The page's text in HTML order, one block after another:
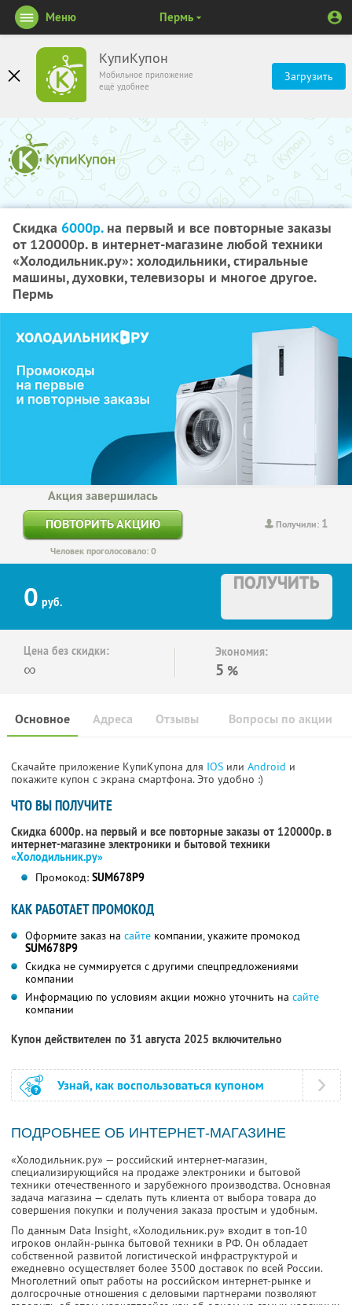
КупиКупон
Мобильное приложение
ещё удобнее
Загрузить
Меню Пермь
Скидка 6000р.на первый и все повторные заказы
от 120000р. в интернет-магазине любой техники
«Холодильник.ру»: холодильники, стиральные
машины, духовки, телевизоры и многое другое.
Пермь
Получили: 1
Акция завершилась
ПОВТОРИТЬ АКЦИЮ
Человек проголосовало: 0
0 руб.
ПОЛУЧИТЬ
Цена без скидки:
∞
Экономия:
5 %
Основное Отзывы Вопросы по акции
Адреса
Скачайте приложение КупиКупона для IOS или Android и
покажите купон с экрана смартфона. Это удобно :)
ЧТО ВЫ ПОЛУЧИТЕ
Скидка 6000р. на первый и все повторные заказы от 120000р. в
интернет-магазине электроники и бытовой техники
«Холодильник.ру»
Промокод: SUM678P9
КАК РАБОТАЕТ ПРОМОКОД
Оформите заказ на сайте компании, укажите промокод
SUM678P9
Скидка не суммируется с другими спецпредложениями
компании
Информацию по условиям акции можно уточнить на сайте
компании
Купон действителен по 31 августа 2025 включительно
Узнай, как воспользоваться купоном
ПОДРОБНЕЕ ОБ ИНТЕРНЕТ-МАГАЗИНЕ
«Холодильник.ру» — российский интернет-магазин,
специализирующийся на продаже электроники и бытовой
техники отечественного и зарубежного производства. Основная
задача магазина — сделать путь клиента от выбора товара до
совершения покупки и получения заказа простым и удобным.
По данным Data Insight, «Холодильник.ру» входит в топ-10
игроков онлайн-рынка бытовой техники в РФ. Он обладает
собственной развитой логистической инфраструктурой и
ежедневно осуществляет более 3500 доставок по всей России.
Многолетний опыт работы на российском интернет-рынке и
долгосрочные отношения с деловыми партнерами позволяют